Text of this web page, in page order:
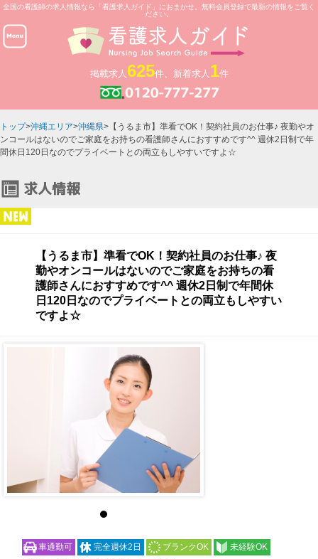
全国の看護師の求人情報なら「看護求人ガイド」におまかせ。無料会員登録で最新の情報をご覧く
ださい。
掲載求人 625件、新着求人 1件
トップ>沖縄エリア>沖縄県>【うるま市】準看でOK！契約社員のお仕事♪ 夜勤やオ
ンコールはないのでご家庭をお持ちの看護師さんにおすすめです^^ 週休2日制で年
間休日120日なのでプライベートとの両立もしやすいですよ☆
【うるま市】準看でOK！契約社員のお仕事♪ 夜
勤やオンコールはないのでご家庭をお持ちの看
護師さんにおすすめです^^ 週休2日制で年間休
日120日なのでプライベートとの両立もしやすい
ですよ☆
車通勤可 完全週休2日 ブランクOK
未経験OK